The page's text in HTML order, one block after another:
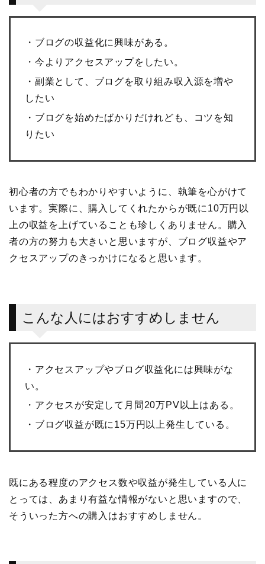
・ブログの収益化に興味がある。
・今よりアクセスアップをしたい。
・副業として、ブログを取り組み収入源を増や
したい
・ブログを始めたばかりだけれども、コツを知
りたい
初心者の方でもわかりやすいように、執筆を心がけて
います。実際に、購入してくれたからが既に10万円以
上の収益を上げていることも珍しくありません。購入
者の方の努力も大きいと思いますが、ブログ収益やア
クセスアップのきっかけになると思います。
こんな人にはおすすめしません
・アクセスアップやブログ収益化には興味がな
い。
・アクセスが安定して月間20万PV以上はある。
・ブログ収益が既に15万円以上発生している。
既にある程度のアクセス数や収益が発生している人に
とっては、あまり有益な情報がないと思いますので、
そういった方への購入はおすすめしません。